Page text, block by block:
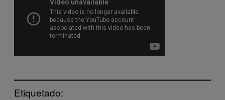
Etiquetado: